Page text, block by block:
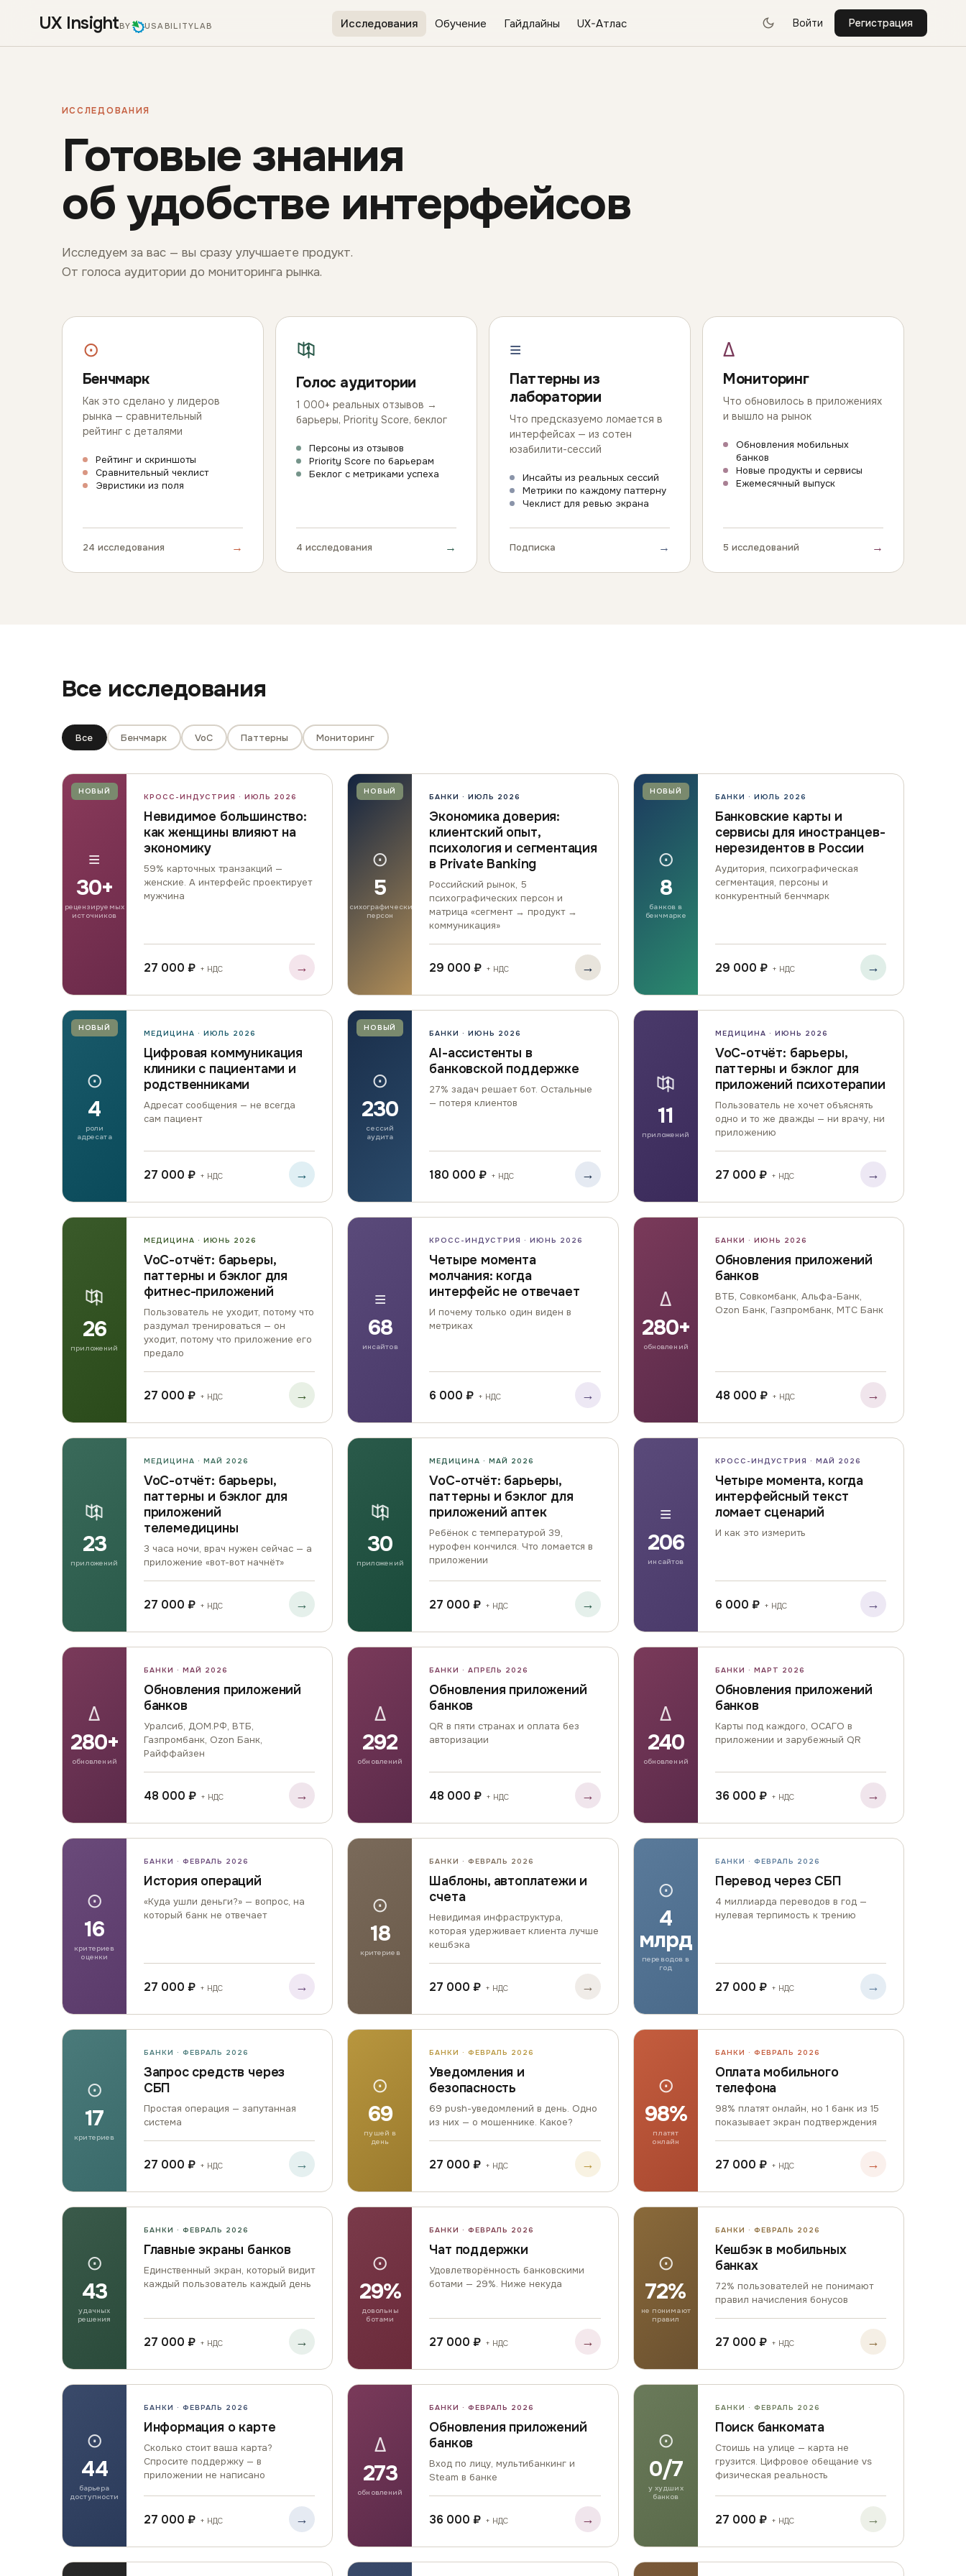
UX InsightBY USABILITYLAB Исследования Обучение Гайдлайны UX-Атлас Войти Регистрация
ИССЛЕДОВАНИЯ
Готовые знания
об удобстве интерфейсов
Исследуем за вас — вы сразу улучшаете продукт.
От голоса аудитории до мониторинга рынка.
⊙
Бенчмарк
Как это сделано у лидеров
рынка — сравнительный
рейтинг с деталями
Рейтинг и скриншоты
Сравнительный чеклист
Эвристики из поля
24 исследования →
Голос аудитории
1 000+ реальных отзывов →
барьеры, Priority Score, беклог
Персоны из отзывов
Priority Score по барьерам
Беклог с метриками успеха
4 исследования →
≡
Паттерны из
лаборатории
Что предсказуемо ломается в
интерфейсах — из сотен
юзабилити-сессий
Инсайты из реальных сессий
Метрики по каждому паттерну
Чеклист для ревью экрана
Подписка →
Δ
Мониторинг
Что обновилось в приложениях
и вышло на рынок
Обновления мобильных
банков
Новые продукты и сервисы
Ежемесячный выпуск
5 исследований →
Все исследования
Все Бенчмарк VoC Паттерны Мониторинг
≡
30+
рецензируемых
источников
НОВЫЙ
КРОСС-ИНДУСТРИЯ · ИЮЛЬ 2026
Невидимое большинство:
как женщины влияют на
экономику
59% карточных транзакций —
женские. А интерфейс проектирует
мужчина
27 000 ₽ + НДС →
⊙
5
психографических
персон
НОВЫЙ
БАНКИ · ИЮЛЬ 2026
Экономика доверия:
клиентский опыт,
психология и сегментация
в Private Banking
Российский рынок, 5
психографических персон и
матрица «сегмент → продукт →
коммуникация»
29 000 ₽ + НДС →
⊙
8
банков в
бенчмарке
НОВЫЙ
БАНКИ · ИЮЛЬ 2026
Банковские карты и
сервисы для иностранцев-
нерезидентов в России
Аудитория, психографическая
сегментация, персоны и
конкурентный бенчмарк
29 000 ₽ + НДС →
⊙
4
роли
адресата
НОВЫЙ
МЕДИЦИНА · ИЮЛЬ 2026
Цифровая коммуникация
клиники с пациентами и
родственниками
Адресат сообщения — не всегда
сам пациент
27 000 ₽ + НДС →
⊙
230
сессий
аудита
НОВЫЙ
БАНКИ · ИЮНЬ 2026
AI-ассистенты в
банковской поддержке
27% задач решает бот. Остальные
— потеря клиентов
180 000 ₽ + НДС →
11
приложений
МЕДИЦИНА · ИЮНЬ 2026
VoC-отчёт: барьеры,
паттерны и бэклог для
приложений психотерапии
Пользователь не хочет объяснять
одно и то же дважды — ни врачу, ни
приложению
27 000 ₽ + НДС →
26
приложений
МЕДИЦИНА · ИЮНЬ 2026
VoC-отчёт: барьеры,
паттерны и бэклог для
фитнес-приложений
Пользователь не уходит, потому что
раздумал тренироваться — он
уходит, потому что приложение его
предало
27 000 ₽ + НДС →
≡
68
инсайтов
КРОСС-ИНДУСТРИЯ · ИЮНЬ 2026
Четыре момента
молчания: когда
интерфейс не отвечает
И почему только один виден в
метриках
6 000 ₽ + НДС →
Δ
280+
обновлений
БАНКИ · ИЮНЬ 2026
Обновления приложений
банков
ВТБ, Совкомбанк, Альфа-Банк,
Ozon Банк, Газпромбанк, МТС Банк
48 000 ₽ + НДС →
23
приложений
МЕДИЦИНА · МАЙ 2026
VoC-отчёт: барьеры,
паттерны и бэклог для
приложений
телемедицины
3 часа ночи, врач нужен сейчас — а
приложение «вот-вот начнёт»
27 000 ₽ + НДС →
30
приложений
МЕДИЦИНА · МАЙ 2026
VoC-отчёт: барьеры,
паттерны и бэклог для
приложений аптек
Ребёнок с температурой 39,
нурофен кончился. Что ломается в
приложении
27 000 ₽ + НДС →
≡
206
инсайтов
КРОСС-ИНДУСТРИЯ · МАЙ 2026
Четыре момента, когда
интерфейсный текст
ломает сценарий
И как это измерить
6 000 ₽ + НДС →
Δ
280+
обновлений
БАНКИ · МАЙ 2026
Обновления приложений
банков
Уралсиб, ДОМ.РФ, ВТБ,
Газпромбанк, Ozon Банк,
Райффайзен
48 000 ₽ + НДС →
Δ
292
обновлений
БАНКИ · АПРЕЛЬ 2026
Обновления приложений
банков
QR в пяти странах и оплата без
авторизации
48 000 ₽ + НДС →
Δ
240
обновлений
БАНКИ · МАРТ 2026
Обновления приложений
банков
Карты под каждого, ОСАГО в
приложении и зарубежный QR
36 000 ₽ + НДС →
⊙
16
критериев
оценки
БАНКИ · ФЕВРАЛЬ 2026
История операций
«Куда ушли деньги?» — вопрос, на
который банк не отвечает
27 000 ₽ + НДС →
⊙
18
критериев
БАНКИ · ФЕВРАЛЬ 2026
Шаблоны, автоплатежи и
счета
Невидимая инфраструктура,
которая удерживает клиента лучше
кешбэка
27 000 ₽ + НДС →
⊙
4
млрд
переводов в
год
БАНКИ · ФЕВРАЛЬ 2026
Перевод через СБП
4 миллиарда переводов в год —
нулевая терпимость к трению
27 000 ₽ + НДС →
⊙
17
критериев
БАНКИ · ФЕВРАЛЬ 2026
Запрос средств через
СБП
Простая операция — запутанная
система
27 000 ₽ + НДС →
⊙
69
пушей в
день
БАНКИ · ФЕВРАЛЬ 2026
Уведомления и
безопасность
69 push-уведомлений в день. Одно
из них — о мошеннике. Какое?
27 000 ₽ + НДС →
⊙
98%
платят
онлайн
БАНКИ · ФЕВРАЛЬ 2026
Оплата мобильного
телефона
98% платят онлайн, но 1 банк из 15
показывает экран подтверждения
27 000 ₽ + НДС →
⊙
43
удачных
решения
БАНКИ · ФЕВРАЛЬ 2026
Главные экраны банков
Единственный экран, который видит
каждый пользователь каждый день
27 000 ₽ + НДС →
⊙
29%
довольны
ботами
БАНКИ · ФЕВРАЛЬ 2026
Чат поддержки
Удовлетворённость банковскими
ботами — 29%. Ниже некуда
27 000 ₽ + НДС →
⊙
72%
не понимают
правил
БАНКИ · ФЕВРАЛЬ 2026
Кешбэк в мобильных
банках
72% пользователей не понимают
правил начисления бонусов
27 000 ₽ + НДС →
⊙
44
барьера
доступности
БАНКИ · ФЕВРАЛЬ 2026
Информация о карте
Сколько стоит ваша карта?
Спросите поддержку — в
приложении не написано
27 000 ₽ + НДС →
Δ
273
обновлений
БАНКИ · ФЕВРАЛЬ 2026
Обновления приложений
банков
Вход по лицу, мультибанкинг и
Steam в банке
36 000 ₽ + НДС →
⊙
0/7
у худших
банков
БАНКИ · ФЕВРАЛЬ 2026
Поиск банкомата
Стоишь на улице — карта не
грузится. Цифровое обещание vs
физическая реальность
27 000 ₽ + НДС →